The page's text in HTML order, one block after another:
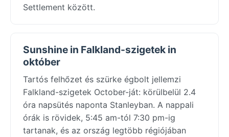
Settlement között.
Sunshine in Falkland-szigetek in
október
Tartós felhőzet és szürke égbolt jellemzi
Falkland-szigetek October-ját: körülbelül 2.4
óra napsütés naponta Stanleyban. A nappali
órák is rövidek, 5:45 am-tól 7:30 pm-ig
tartanak, és az ország legtöbb régiójában